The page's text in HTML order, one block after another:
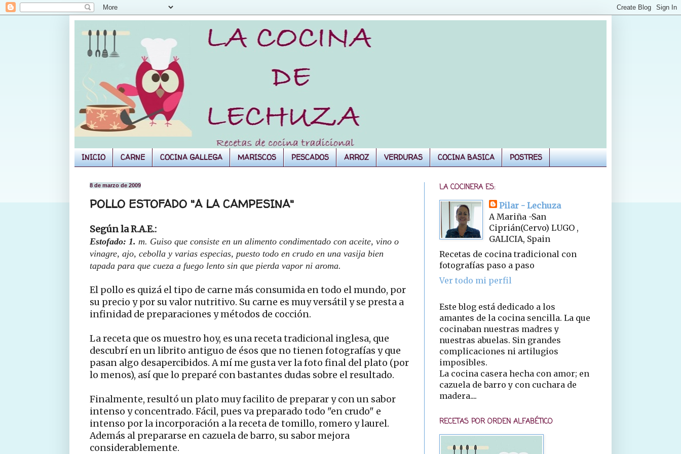
INICIO CARNE COCINA GALLEGA MARISCOS PESCADOS ARROZ VERDURAS COCINA BASICA POSTRES
8 de marzo de 2009
POLLO ESTOFADO "A LA CAMPESINA"
Según la R.A.E.:
Estofado: 1. m. Guiso que consiste en un alimento condimentado con aceite, vino o
vinagre, ajo, cebolla y varias especias, puesto todo en crudo en una vasija bien
tapada para que cueza a fuego lento sin que pierda vapor ni aroma.
El pollo es quizá el tipo de carne más consumida en todo el mundo, por
su precio y por su valor nutritivo. Su carne es muy versátil y se presta a
infinidad de preparaciones y métodos de cocción.
La receta que os muestro hoy, es una receta tradicional inglesa, que
descubrí en un librito antiguo de ésos que no tienen fotografías y que
pasan algo desapercibidos. A mí me gusta ver la foto final del plato (por
lo menos), así que lo preparé con bastantes dudas sobre el resultado.
Finalmente, resultó un plato muy facilito de preparar y con un sabor
intenso y concentrado. Fácil, pues va preparado todo "en crudo" e
intenso por la incorporación a la receta de tomillo, romero y laurel.
Además al prepararse en cazuela de barro, su sabor mejora
considerablemente.
LA COCINERA ES:
Pilar - Lechuza
A Mariña -San
Ciprián(Cervo) LUGO ,
GALICIA, Spain
Recetas de cocina tradicional con
fotografías paso a paso
Ver todo mi perfil
Este blog está dedicado a los
amantes de la cocina sencilla. La que
cocinaban nuestras madres y
nuestras abuelas. Sin grandes
complicaciones ni artilugios
imposibles.
La cocina casera hecha con amor; en
cazuela de barro y con cuchara de
madera....
RECETAS POR ORDEN ALFABÉTICO